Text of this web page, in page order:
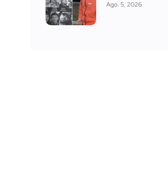
Ago. 5, 2026